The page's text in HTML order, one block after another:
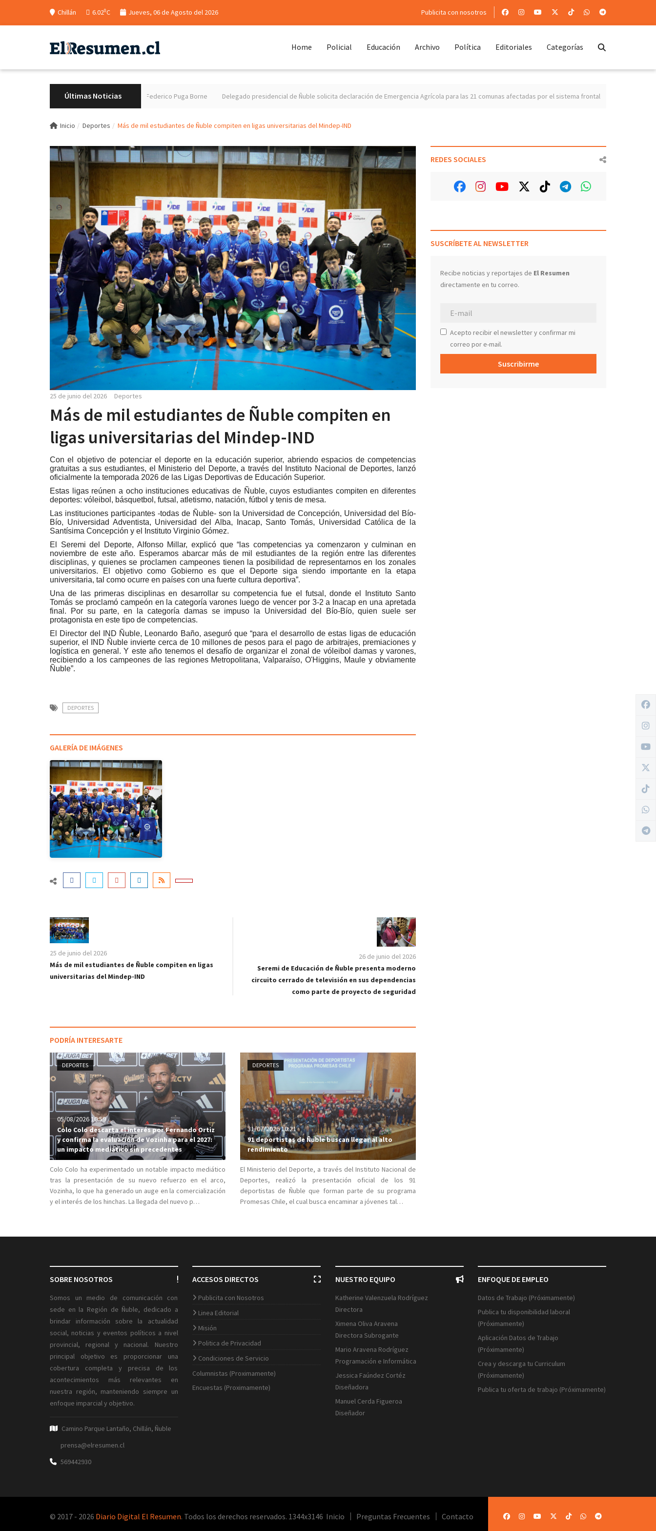
Chillán 6.020C Jueves, 06 de Agosto del 2026 Publicita con nosotros
Home Policial Educación Archivo Política Editoriales Categorías
Últimas Noticias
hacia el futuro Cesfam Dr. Federico Puga Borne Delegado presidencial de Ñuble solicita declaración de Emergencia Agrícola para las 21 comunas afectadas por el sistema frontal Ñuble presenta un superávit
Inicio Deportes Más de mil estudiantes de Ñuble compiten en ligas universitarias del Mindep-IND
25 de junio del 2026 Deportes
Más de mil estudiantes de Ñuble compiten en
ligas universitarias del Mindep-IND
Con el objetivo de potenciar el deporte en la educación superior, abriendo espacios de competencias
gratuitas a sus estudiantes, el Ministerio del Deporte, a través del Instituto Nacional de Deportes, lanzó
oficialmente la temporada 2026 de las Ligas Deportivas de Educación Superior.
Estas ligas reúnen a ocho instituciones educativas de Ñuble, cuyos estudiantes compiten en diferentes
deportes: vóleibol, básquetbol, futsal, atletismo, natación, fútbol y tenis de mesa.
Las instituciones participantes -todas de Ñuble- son la Universidad de Concepción, Universidad del Bío-
Bío, Universidad Adventista, Universidad del Alba, Inacap, Santo Tomás, Universidad Católica de la
Santísima Concepción y el Instituto Virginio Gómez.
El Seremi del Deporte, Alfonso Millar, explicó que “las competencias ya comenzaron y culminan en
noviembre de este año. Esperamos abarcar más de mil estudiantes de la región entre las diferentes
disciplinas, y quienes se proclamen campeones tienen la posibilidad de representarnos en los zonales
universitarios. El objetivo como Gobierno es que el Deporte siga siendo importante en la etapa
universitaria, tal como ocurre en países con una fuerte cultura deportiva”.
Una de las primeras disciplinas en desarrollar su competencia fue el futsal, donde el Instituto Santo
Tomás se proclamó campeón en la categoría varones luego de vencer por 3-2 a Inacap en una apretada
final. Por su parte, en la categoría damas se impuso la Universidad del Bío-Bío, quien suele ser
protagonista en este tipo de competencias.
El Director del IND Ñuble, Leonardo Baño, aseguró que “para el desarrollo de estas ligas de educación
superior, el IND Ñuble invierte cerca de 10 millones de pesos para el pago de arbitrajes, premiaciones y
logística en general. Y este año tenemos el desafío de organizar el zonal de vóleibol damas y varones,
recibiendo a los campeones de las regiones Metropolitana, Valparaíso, O'Higgins, Maule y obviamente
Ñuble”.
DEPORTES
GALERÍA DE IMÁGENES
25 de junio del 2026
Más de mil estudiantes de Ñuble compiten en ligas
universitarias del Mindep-IND
26 de junio del 2026
Seremi de Educación de Ñuble presenta moderno
circuito cerrado de televisión en sus dependencias
como parte de proyecto de seguridad
PODRÍA INTERESARTE
DEPORTES
05/08/2026 10:59
Colo Colo descarta el interés por Fernando Ortiz
y confirma la evaluación de Vozinha para el 2027:
un impacto mediático sin precedentes
Colo Colo ha experimentado un notable impacto mediático
tras la presentación de su nuevo refuerzo en el arco,
Vozinha, lo que ha generado un auge en la comercialización
y el interés de los hinchas. La llegada del nuevo p…
DEPORTES
31/07/2026 10:21
91 deportistas de Ñuble buscan llegar al alto
rendimiento
El Ministerio del Deporte, a través del Instituto Nacional de
Deportes, realizó la presentación oficial de los 91
deportistas de Ñuble que forman parte de su programa
Promesas Chile, el cual busca encaminar a jóvenes tal…
REDES SOCIALES
SUSCRÍBETE AL NEWSLETTER
Recibe noticias y reportajes de El Resumen
directamente en tu correo.
Acepto recibir el newsletter y confirmar mi
correo por e-mail.
Suscribirme
SOBRE NOSOTROS
Somos un medio de comunicación con
sede en la Región de Ñuble, dedicado a
brindar información sobre la actualidad
social, noticias y eventos políticos a nivel
provincial, regional y nacional. Nuestro
principal objetivo es proporcionar una
cobertura completa y precisa de los
acontecimientos más relevantes en
nuestra región, manteniendo siempre un
enfoque imparcial y objetivo.
Camino Parque Lantaño, Chillán, Ñuble
prensa@elresumen.cl
569442930
ACCESOS DIRECTOS
Publicita con Nosotros
Linea Editorial
Misión
Politica de Privacidad
Condiciones de Servicio
Columnistas (Proximamente)
Encuestas (Proximamente)
NUESTRO EQUIPO
Katherine Valenzuela Rodríguez
Directora
Ximena Oliva Aravena
Directora Subrogante
Mario Aravena Rodríguez
Programación e Informática
Jessica Faúndez Cortéz
Diseñadora
Manuel Cerda Figueroa
Diseñador
ENFOQUE DE EMPLEO
Datos de Trabajo (Próximamente)
Publica tu disponibilidad laboral
(Próximamente)
Aplicación Datos de Trabajo
(Próximamente)
Crea y descarga tu Curriculum
(Próximamente)
Publica tu oferta de trabajo (Próximamente)
© 2017 - 2026 Diario Digital El Resumen. Todos los derechos reservados. 1344x3146 Inicio Preguntas Frecuentes Contacto